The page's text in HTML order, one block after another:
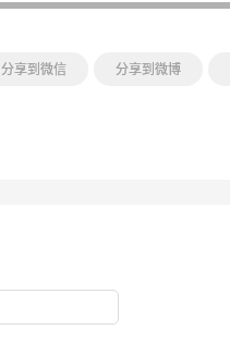
分享到微信 分享到微博